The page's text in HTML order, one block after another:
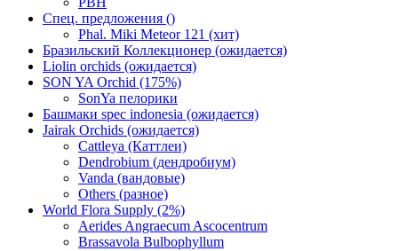
Спец. предложения ()
Phal. Miki Meteor 121 (хит)
Бразильский Коллекционер (ожидается)
Liolin orchids (ожидается)
SON YA Orchid (175%)
SonYa пелорики
Башмаки spec indonesia (ожидается)
Jairak Orchids (ожидается)
Cattleya (Каттлеи)
Dendrobium (дендробиум)
Vanda (вандовые)
Others (разное)
World Flora Supply (2%)
Aerides Angraecum Ascocentrum
Brassavola Bulbophyllum